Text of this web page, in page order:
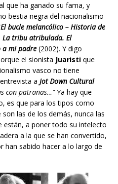
que ha ganado su fama, y
bestia negra del nacionalismo
El bucle melancólico – Historia de
La tribu atribulada. El
a mi padre (2002). Y digo
el sionista Juaristi que
vasco no tiene
a Jot Down Cultural
con patrañas…”Ya hay que
es que para los tipos como
las de los demás, nunca las
están, a poner todo su intelecto
a la que se han convertido,
han sabido hacer a lo largo de